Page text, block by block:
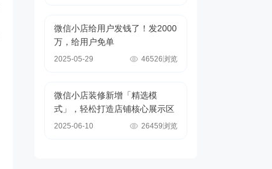
微信小店给用户发钱了！发2000
万，给用户免单
2025-05-29 46526浏览
微信小店装修新增「精选模
式」，轻松打造店铺核心展示区
2025-06-10 26459浏览